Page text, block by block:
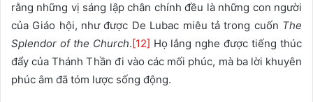
rằng những vị sáng lập chân chính đều là những con người
của Giáo hội, như được De Lubac miêu tả trong cuốn The
Splendor of the Church.[12] Họ lắng nghe được tiếng thúc
đẩy của Thánh Thần đi vào các mối phúc, mà ba lời khuyên
phúc âm đã tóm lược sống động.